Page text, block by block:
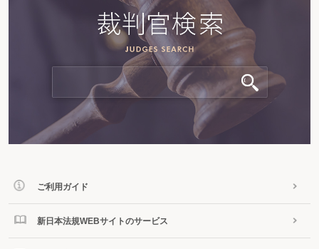
ご利用ガイド
新日本法規WEBサイトのサービス